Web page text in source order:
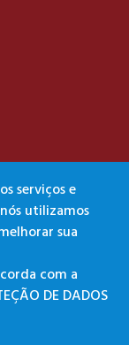
serviços e
utilizamos
sua
com a
DE DADOS